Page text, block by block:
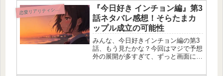
バーの恋を左右していく展開がめっち
ゃ熱かった！特にいおうくんをめぐる
恋の...
恋
愛リアリティショー
『今日好き インチョン編』第3
話ネタバレ感想！そらたまカ
ップル成立の可能性
みんな、今日好きインチョン編の第3
話、もう見たかな？今回はマジで予想
外の展開が多すぎて、ずっと画面に釘